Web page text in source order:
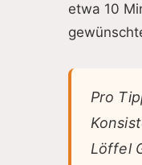
etwa 10
Pro
Löffel